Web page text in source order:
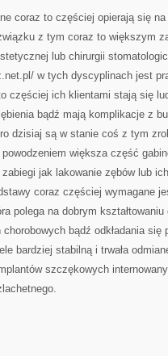
coraz to częściej opierają się
z tym coraz to większym
lub chirurgii
w tych dyscyplinach jest
częściej ich klientami stają się
bądź mają komplikacje z
dzisiaj są w stanie coś z tym
większa część
jak lakowanie zębów lub
coraz częściej wymagane
polega na dobrym kształtowaniu
chorobowych bądź odkładania
bardziej stabilną i trwała
szczękowych